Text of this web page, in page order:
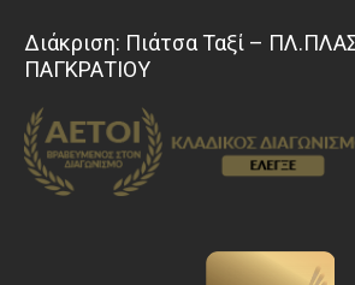
Διάκριση: Πιάτσα Ταξί –
ΠΑΓΚΡΑΤΙΟΥ